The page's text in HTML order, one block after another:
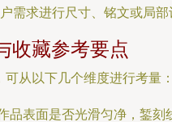
户需求进行尺寸、铭文或局
收藏参考要点
从以下几个维度进行考量：
品表面是否光滑匀净，錾刻